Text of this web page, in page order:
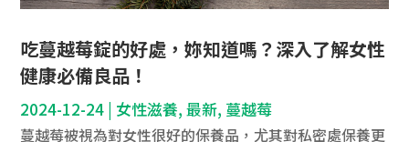
吃蔓越莓錠的好處，妳知道嗎？深入了解女性
健康必備良品！
2024-12-24 | 女性滋養,最新, 蔓越莓
蔓越莓被視為對女性很好的保養品，尤其對私密處保養更